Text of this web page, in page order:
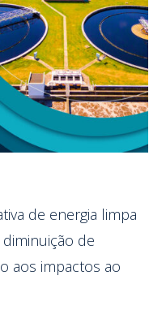
de energia limpa
de
aos impactos ao